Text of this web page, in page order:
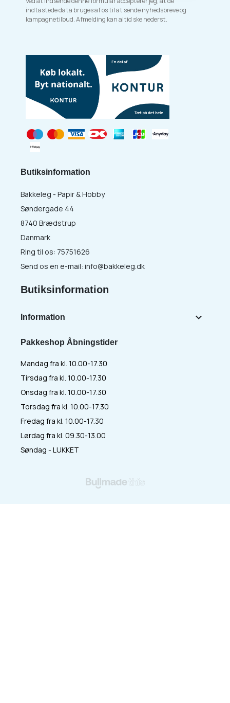
indtastede data bruges af os til at sende nyhedsbreve og
kampagnetilbud. Afmelding kan altid ske nederst.
Pakkeshop Åbningstider
Mandag fra kl. 10.00-17.30
Tirsdag fra kl. 10.00-17.30
Onsdag fra kl. 10.00-17.30
Torsdag fra kl. 10.00-17.30
Fredag fra kl. 10.00-17.30
Lørdag fra kl. 09.30-13.00
Søndag - LUKKET
Butiksinformation
Bakkeleg - Papir & Hobby
Søndergade 44
8740 Brædstrup
Danmark
Ring til os: 75751626
Send os en e-mail: info@bakkeleg.dk
Butiksinformation
Information 